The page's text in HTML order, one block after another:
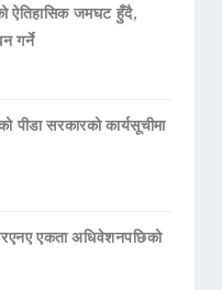
ऐतिहासिक जमघट हुँदै,
गर्ने
पीडा सरकारको कार्यसूचीमा
एकता अधिवेशनपछिको